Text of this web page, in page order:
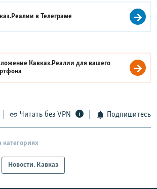
вТелеграме
Кавказ.Реалии для вашего
Читать без VPN Подпишитесь
категориях
Новости. Кавказ